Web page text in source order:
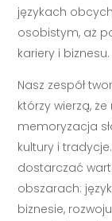
językach
osobistym, aż
kariery i biznesu.
Nasz zespół
którzy wierzą,
memoryzacja
kultury i
dostarczać
obszarach:
biznesie,